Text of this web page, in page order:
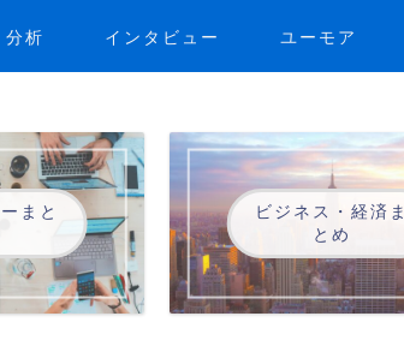
分析 インタビュー ユーモア
まと
ビジネス・経済ま
とめ